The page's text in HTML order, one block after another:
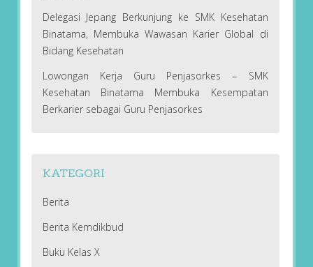
Delegasi Jepang Berkunjung ke SMK Kesehatan
Binatama, Membuka Wawasan Karier Global di
Bidang Kesehatan
Lowongan Kerja Guru Penjasorkes – SMK
Kesehatan Binatama Membuka Kesempatan
Berkarier sebagai Guru Penjasorkes
KATEGORI
Berita
Berita Kemdikbud
Buku Kelas X